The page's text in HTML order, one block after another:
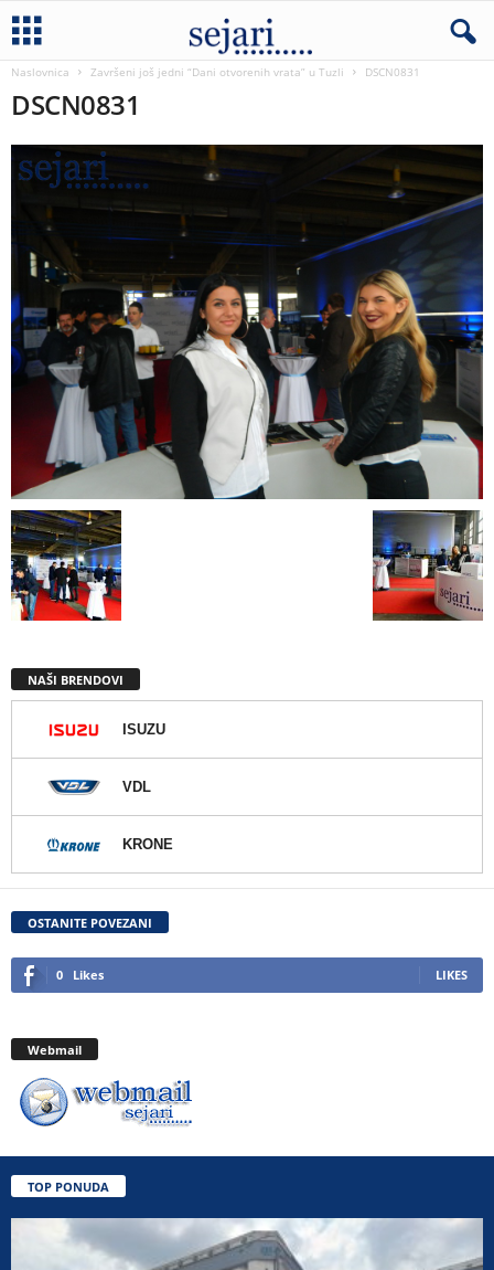
Naslovnica Završeni još jedni “Dani otvorenih vrata” u Tuzli DSCN0831
DSCN0831
NAŠI BRENDOVI
ISUZU
VDL
KRONE
OSTANITE POVEZANI
0 Likes LIKES
Webmail
TOP PONUDA